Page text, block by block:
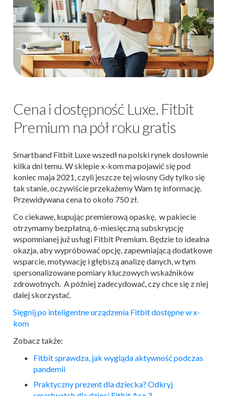
Cena i dostępność Luxe. Fitbit
Premium na pół roku gratis
Smartband Fitbit Luxe wszedł na polski rynek dosłownie
kilka dni temu. W sklepie x-kom ma pojawić się pod
koniec maja 2021, czyli jeszcze tej wiosny Gdy tylko się
tak stanie, oczywiście przekażemy Wam tę informację.
Przewidywana cena to około 750 zł.
Co ciekawe, kupując premierową opaskę, w pakiecie
otrzymamy bezpłatną, 6-miesięczną subskrypcję
wspomnianej już usługi Fitbit Premium. Będzie to idealna
okazja, aby wypróbować opcję, zapewniającą dodatkowe
wsparcie, motywację i głębszą analizę danych, w tym
spersonalizowane pomiary kluczowych wskaźników
zdrowotnych. A później zadecydować, czy chce się z niej
dalej skorzystać.
Sięgnij po inteligentne urządzenia Fitbit dostępne w x-
kom
Zobacz także:
Fitbitsprawdza, jak wygląda aktywność podczas
pandemii
Praktyczny prezent dla dziecka? Odkryj